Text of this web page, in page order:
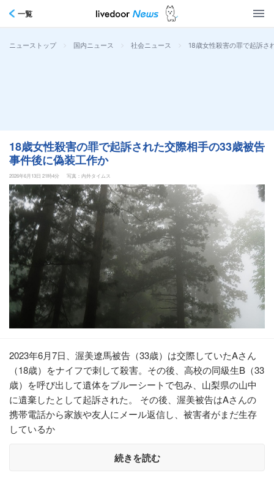
一覧
ニューストップ > 国内ニュース > 社会ニュース > 18歳女性殺害の罪で起訴さ
18歳女性殺害の罪で起訴された交際相手の33歳被告
事件後に偽装工作か
2026年6月13日 21時4分 写真：内外タイムス
2023年6月7日、渥美遼馬被告（33歳）は交際していたAさん
（18歳）をナイフで刺して殺害。その後、高校の同級生B（33
歳）を呼び出して遺体をブルーシートで包み、山梨県の山中
に遺棄したとして起訴された。 その後、渥美被告はAさんの
携帯電話から家族や友人にメール返信し、被害者がまだ生存
しているか
続きを読む